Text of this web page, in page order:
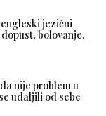
jezični
bolovanje,
nije problem u
udaljili od sebe